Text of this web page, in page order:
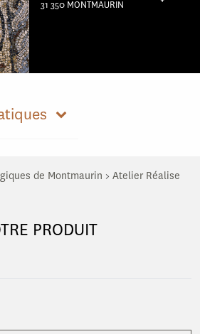
31 350 MONTMAURIN
de Montmaurin > Atelier Réalise
PRODUIT